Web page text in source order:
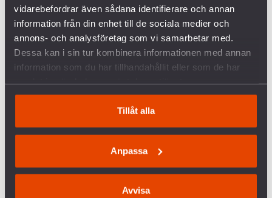
vidarebefordrar även sådana identifierare och annan
information från din enhet till de sociala medier och
annons- och analysföretag som vi samarbetar med.
Dessa kan i sin tur kombinera informationen med annan
information som du har tillhandahållit eller som de har
Tillåt alla
Anpassa
Avvisa
För Svenska Freds ordförande gäller val samt
eventuella omval vid kongressen. Vid en situation
då ordföranden ej blir omvald trots att denne ställt
upp, utgår en ersättning motsvarande tre månaders
arvode.
6. Övriga förmåner
Vid sjukdom tillämpas inom Svenska Freds vid var
tid gällande sjuklöneregler. Tjänsteresor, samt
friskvårdsbidrag ingår i övriga ersättningar enligt
exempelvis föreläsningar tillfaller föreningen.